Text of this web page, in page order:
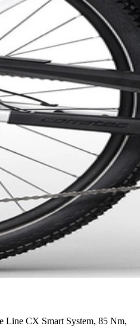
Line CX Smart System, 85 Nm,